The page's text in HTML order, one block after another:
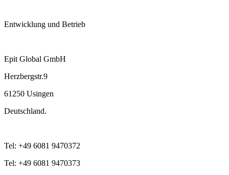
Entwicklung und Betrieb
Epit Global GmbH
Herzbergstr.9
61250 Usingen
Deutschland.
Tel: +49 6081 9470372
Tel: +49 6081 9470373